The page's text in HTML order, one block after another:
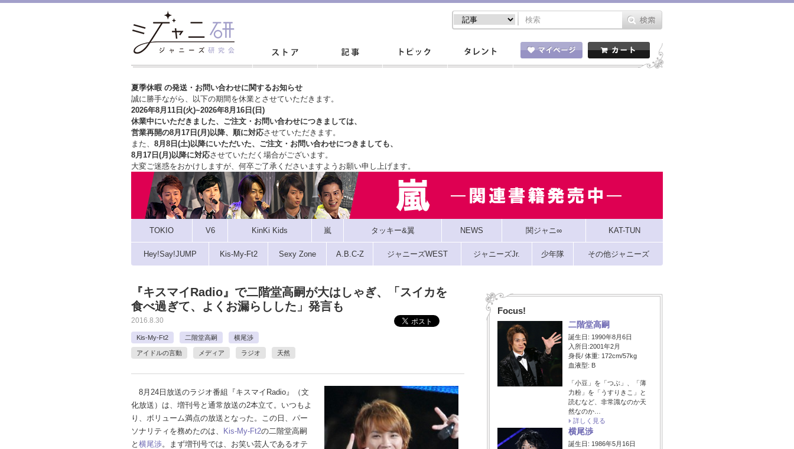
夏季休暇 の発送・お問い合わせに関するお知らせ
誠に勝手ながら、以下の期間を休業とさせていただきます。
2026年8月11日(火)~2026年8月16日(日)
休業中にいただきました、ご注文・お問い合わせにつきましては、
営業再開の8月17日(月)以降、順に対応させていただきます。
また、 8月8日(土)以降にいただいた、ご注文・ お問い合わせにつきましても、
8月17日(月)以降に対応させていただく場合がございます。
大変ご迷惑をおかけしますが、 何卒ご了承くださいますようお願い申し上げます。
TOKIO V6 KinKi Kids 嵐 タッキー&翼 NEWS 関ジャニ∞ KAT-TUN
Hey!Say!JUMP Kis-My-Ft2 Sexy Zone A.B.C-Z ジャニーズWEST ジャニーズJr. 少年隊 その他ジャニーズ
『キスマイRadio』で二階堂高嗣が大はしゃぎ、「スイカを
食べ過ぎて、よくお漏らしした」発言も
2016.8.30
Kis-My-Ft2 二階堂高嗣 横尾渉
アイドルの言動 メディア ラジオ 天然
8月24日放送のラジオ番組『キスマイRadio』（文
化放送）は、増刊号と通常放送の2本立て。いつもよ
り、ボリューム満点の放送となった。この日、パー
ソナリティを務めたのは、
Kis-My-Ft2の二階堂高嗣
と 横尾渉。まず増刊号では、お笑い芸人であるオテ
Focus!
二階堂高嗣
誕生日: 1990年8月6日
入所日:2001年2月
身長/ 体重: 172cm/57kg
血液型: B
「小豆」を「つぶ」、「薄
力粉」を「うすりきこ」と
読むなど、非常識なのか天
然なのか…
詳しく見る
横尾渉
誕生日: 1986年5月16日